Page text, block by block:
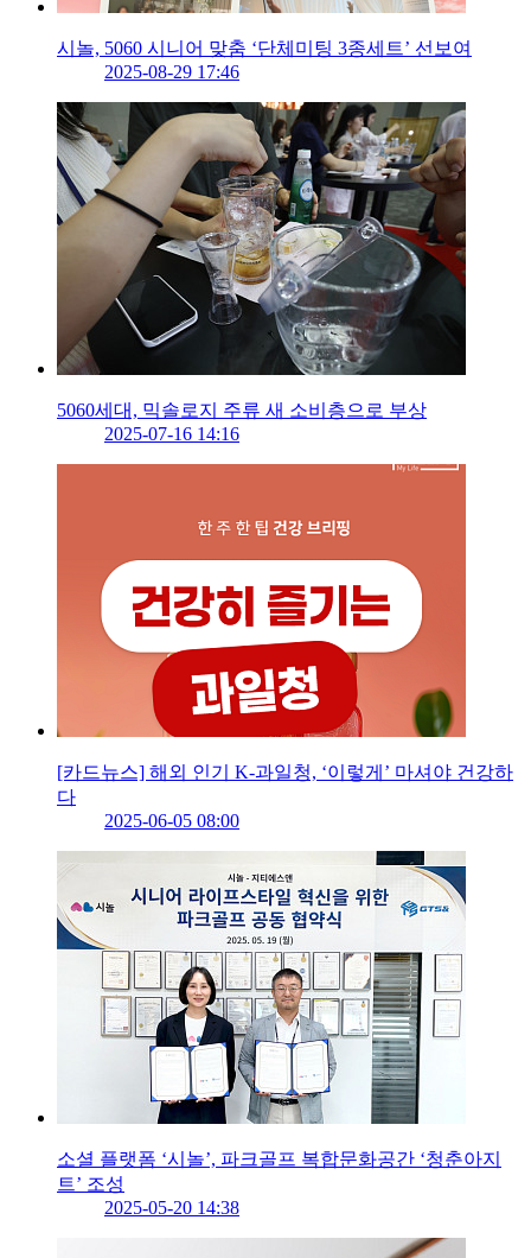
시놀, 5060 시니어 맞춤 ‘단체미팅 3종세트’ 선보여
2025-08-29 17:46
5060세대, 믹솔로지 주류 새 소비층으로 부상
2025-07-16 14:16
[카드뉴스] 해외 인기 K-과일청, ‘이렇게’ 마셔야 건강하
다
2025-06-05 08:00
소셜 플랫폼 ‘시놀’, 파크골프 복합문화공간 ‘청춘아지
트’ 조성
2025-05-20 14:38